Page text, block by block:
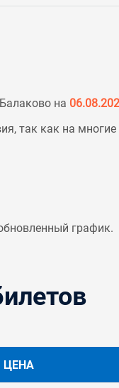
на
так как на многие
график.
ЦЕНА